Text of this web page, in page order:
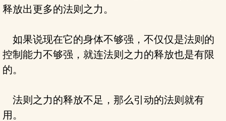
释放出更多的法则之力。
如果说现在它的身体不够强，不仅仅是法则的
控制能力不够强，就连法则之力的释放也是有限
的。
法则之力的释放不足，那么引动的法则就有
用。